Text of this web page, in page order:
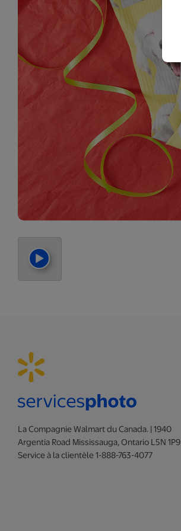
La Compagnie Walmart du Canada. | 1940
Argentia Road Mississauga, Ontario L5N 1P9
Service à la clientèle 1-888-763-4077